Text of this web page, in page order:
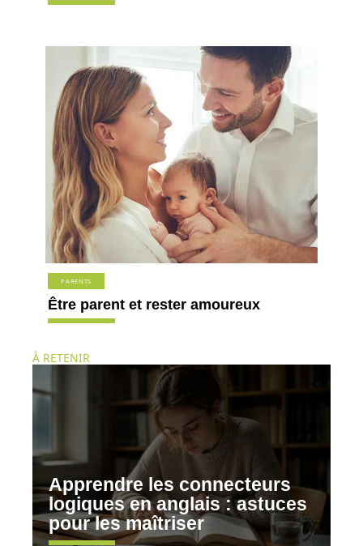
PARENTS
Être parent et rester amoureux
À RETENIR
Apprendre les connecteurs
logiques en anglais : astuces
pour les maîtriser